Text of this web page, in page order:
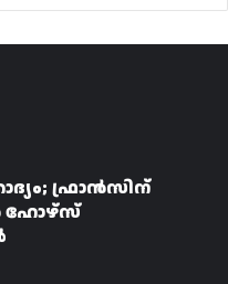
ഫ്രാൻസിന്
ഹോഴ്‌സ്